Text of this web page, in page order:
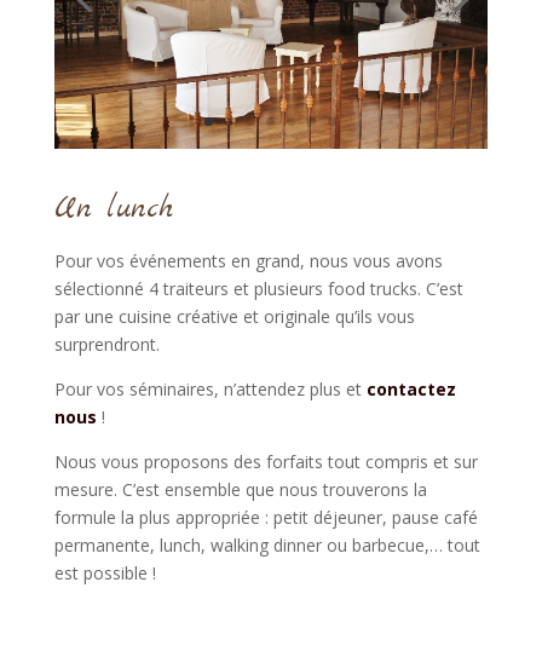
Un lunch
Pour vos événements en grand, nous vous avons
sélectionné 4 traiteurs et plusieurs food trucks. C’est
par une cuisine créative et originale qu’ils vous
surprendront.
Pour vos séminaires, n’attendez plus et contactez
nous !
Nous vous proposons des forfaits tout compris et sur
mesure. C’est ensemble que nous trouverons la
formule la plus appropriée : petit déjeuner, pause café
permanente, lunch, walking dinner ou barbecue,… tout
est possible !